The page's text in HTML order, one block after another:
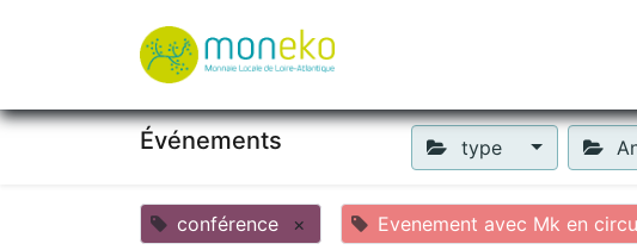
Événements type
conférence × Evenement avec Mk en